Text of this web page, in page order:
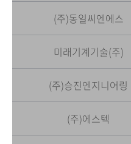
(주)동일씨엔에스
미래기계기술(주)
(주)승진엔지니어링
(주)에스텍